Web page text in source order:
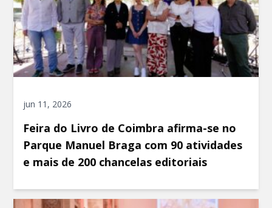
jun 11, 2026
Feira do Livro de Coimbra afirma-se no
Parque Manuel Braga com 90 atividades
e mais de 200 chancelas editoriais